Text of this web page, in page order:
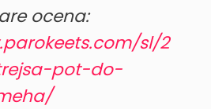
ocena:
sl/2
pot-do-